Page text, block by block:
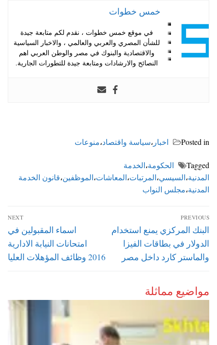
خمس خطوات
في موقع خمس خطوات ، نقدم لكم متابعة جيدة
للشأن المصري والعربي والعالمي ، والاخبار السياسية
والاقتصادية والبنوك في مصر والوطن العربي اهم
النصائح والارشادات ومتابعة جيدة للتطورات الجارية.
Posted in اخبار ،سياسة واقتصاد،منوعات
Tagged الحكومة،الخدمة
المدنية،السيسي،المرتبات،المعاشات،الموظفين،قانون الخدمة
المدنية،مجلس النواب
تصفّح
المقالات
PREVIOUS
Previous
post:
البنك المركزي يمنع استخدام
الدولار في بطاقات الفيزا
والماستر كارد داخل مصر
NEXT
Next
post:
اسماء المقبولين في
امتحانات النيابة الادارية
2016 وظائف المؤهلات العليا
مواضيع مماثلة